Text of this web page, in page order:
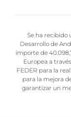
Se ha recibido
Desarrollo de
importe de
Europea a
FEDER para la
para la mejora
garantizar un